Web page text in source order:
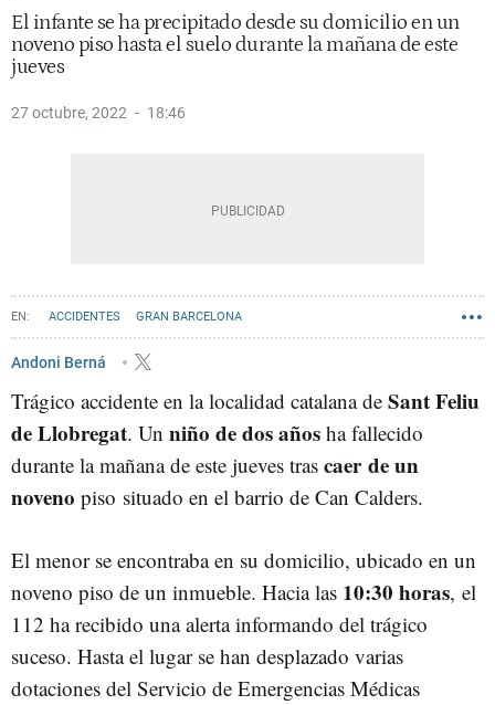
El infante se ha precipitado desde su domicilio en un
noveno piso hasta el suelo durante la mañana de este
jueves
27 octubre, 2022 18:46
ACCIDENTES GRAN BARCELONA
Andoni Berná
Trágico accidente en la localidad catalana de Sant Feliu
de Llobregat. Un niño de dos años ha fallecido
durante la mañana de este jueves tras caer de un
noveno piso situado en el barrio de Can Calders.
El menor se encontraba en su domicilio, ubicado en un
noveno piso de un inmueble. Hacia las 10:30 horas, el
112 ha recibido una alerta informando del trágico
suceso. Hasta el lugar se han desplazado varias
dotaciones del Servicio de Emergencias Médicas